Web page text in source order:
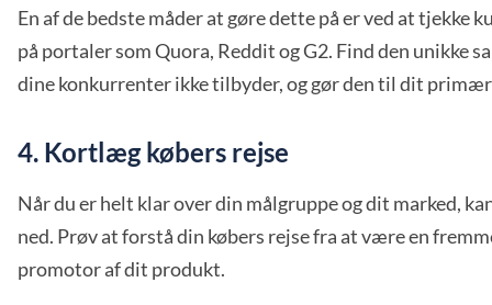
En af de bedste måder at gøre dette på er ved at tjekke
på portaler som Quora, Reddit og G2. Find den unikke
dine konkurrenter ikke tilbyder, og gør den til dit
4. Kortlæg købers rejse
Når du er helt klar over din målgruppe og dit marked,
ned. Prøv at forstå din købers rejse fra at være en
promotor af dit produkt.